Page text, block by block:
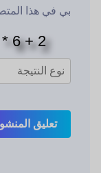
بي في هذا
تعليق